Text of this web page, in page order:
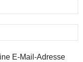
E-Mail-Adresse